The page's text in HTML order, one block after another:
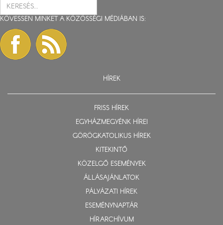
KÖVESSEN MINKET A KÖZÖSSÉGI MÉDIÁBAN IS:
HÍREK
FRISS HÍREK
EGYHÁZMEGYÉNK HÍREI
GÖRÖGKATOLIKUS HÍREK
KITEKINTŐ
KÖZELGŐ ESEMÉNYEK
ÁLLÁSAJÁNLATOK
PÁLYÁZATI HÍREK
ESEMÉNYNAPTÁR
HÍRARCHÍVUM